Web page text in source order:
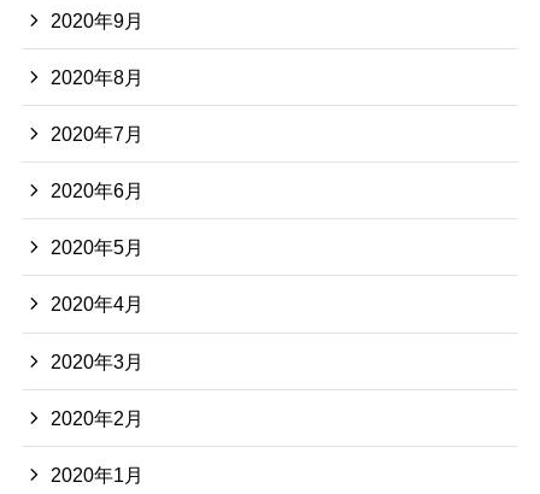
2020年9月
2020年8月
2020年7月
2020年6月
2020年5月
2020年4月
2020年3月
2020年2月
2020年1月